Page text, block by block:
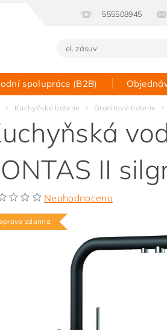
555508945
spolupráce (B2B)
Kontakt
Kuchyňské baterie Granitové baterie
II
Neohodnoceno
zdarma